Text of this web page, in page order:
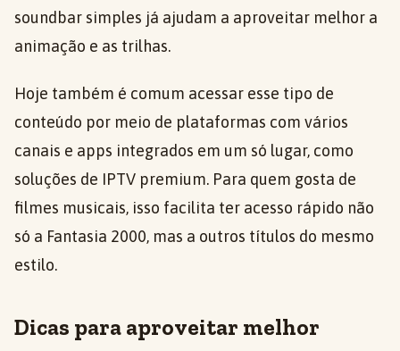
soundbar simples já ajudam a aproveitar melhor a
animação e as trilhas.
Hoje também é comum acessar esse tipo de
conteúdo por meio de plataformas com vários
canais e apps integrados em um só lugar, como
soluções de IPTV premium. Para quem gosta de
filmes musicais, isso facilita ter acesso rápido não
só a Fantasia 2000, mas a outros títulos do mesmo
estilo.
Dicas para aproveitar melhor